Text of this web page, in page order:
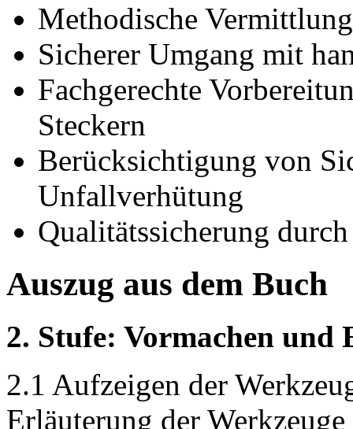
Methodische
Sicherer Umgang mit
Fachgerechte
Steckern
Berücksichtigung von
Unfallverhütung
Qualitätssicherung
Auszug aus dem Buch
2. Stufe: Vormachen und
2.1 Aufzeigen der
Erläuterung der